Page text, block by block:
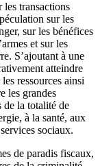
les transactions
sur les
sur les bénéfices
et sur les
S’ajoutant à une
atteindre
ressources ainsi
les grandes
de la totalité de
à la santé, aux
sociaux.
de paradis fiscaux,